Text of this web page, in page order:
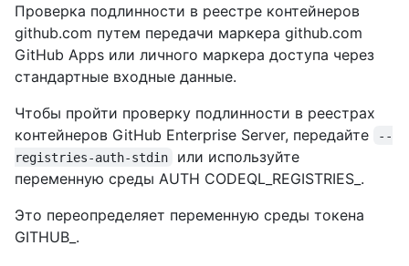
Проверка подлинности в реестре контейнеров
github.com путем передачи маркера github.com
GitHub Apps или личного маркера доступа через
стандартные входные данные.
Чтобы пройти проверку подлинности в реестрах
контейнеров GitHub Enterprise Server, передайте
--
registries-auth-stdin
или используйте
переменную среды AUTH CODEQL_REGISTRIES_.
Это переопределяет переменную среды токена
GITHUB_.